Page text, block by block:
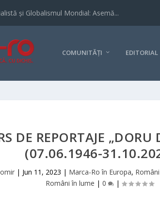
și Globalismul Mondial: Asemă...
COMUNITĂȚI EDITORIAL
DE REPORTAJE
(07.06.1946-
| Jun 11, 2023 | Marca-Ro în Europa,
Români în lume |0 |